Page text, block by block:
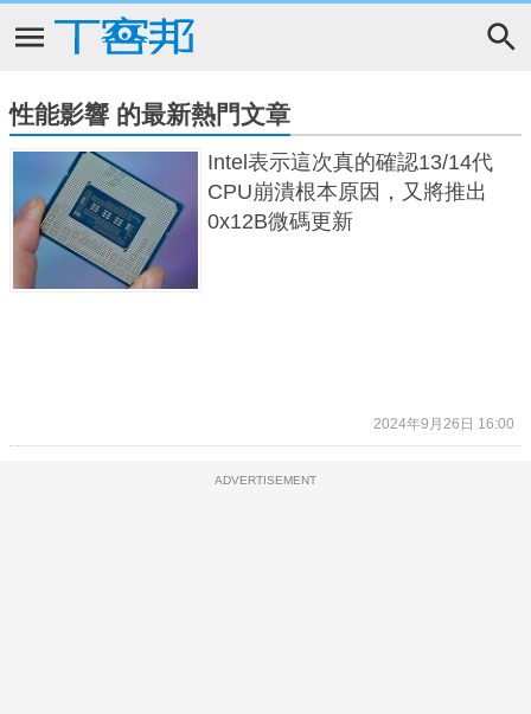
性能影響 的最新熱門文章
Intel表示這次真的確認13/14代
CPU崩潰根本原因，又將推出
0x12B微碼更新
2024年9月26日 16:00
ADVERTISEMENT